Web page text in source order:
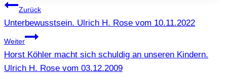
Beitragsnavigation
Zurück
Unterbewusstsein. Ulrich H. Rose vom 10.11.2022
Weiter
Horst Köhler macht sich schuldig an unseren Kindern.
Ulrich H. Rose vom 03.12.2009